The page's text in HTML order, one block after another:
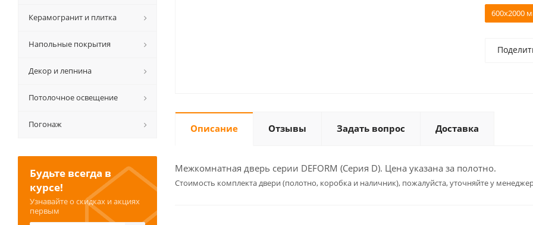
600x2000
Описание Отзывы Задать вопрос Доставка
Межкомнатная дверь серии DEFORM (Серия D). Цена указана за полотно.
Cтоимость комплекта двери (полотно, коробка и наличник), пожалуйста, уточняйте у
Керамогранит и плитка
Напольные покрытия
Декор и лепнина
Потолочное освещение
Погонаж
Будьте всегда в
курсе!
Узнавайте о скидках и акциях
первым